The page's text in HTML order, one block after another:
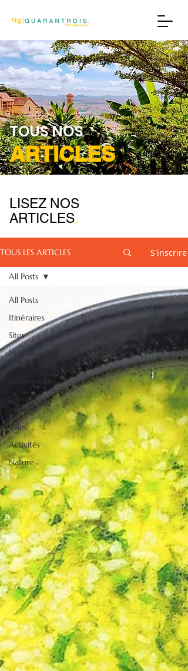
TOUS NOS
ARTICLES
LISEZ NOS
ARTICLES.
TOUS LES ARTICLES S'inscrire
All Posts
Itinéraires
Sites
Histoire et
culture
Evénements
Info et
conseils
Villes
Activités
Nature
All Posts